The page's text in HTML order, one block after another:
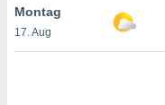
Montag
17. Aug